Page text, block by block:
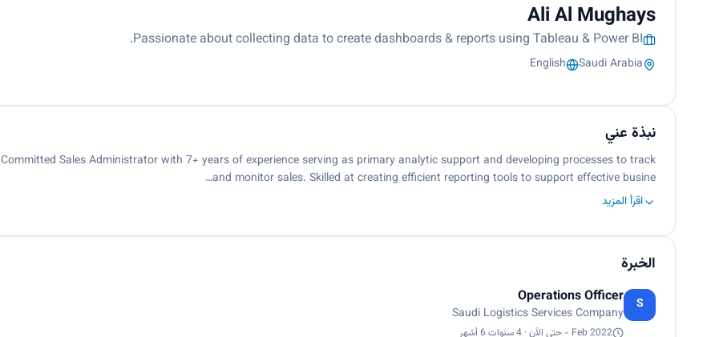
Ali Al Mughays
Passionate about collecting data to create dashboards & reports using Tableau & Power BI.
Saudi Arabia
English
نبذة عني
Committed Sales Administrator with 7+ years of experience serving as primary analytic support and developing processes to track
and monitor sales. Skilled at creating efficient reporting tools to support effective busine…
اقرأ المزيد
الخبرة
S
Operations Officer
Saudi Logistics Services Company
Feb 2022 - حتى الآن · 4 سنوات 6 أشهر